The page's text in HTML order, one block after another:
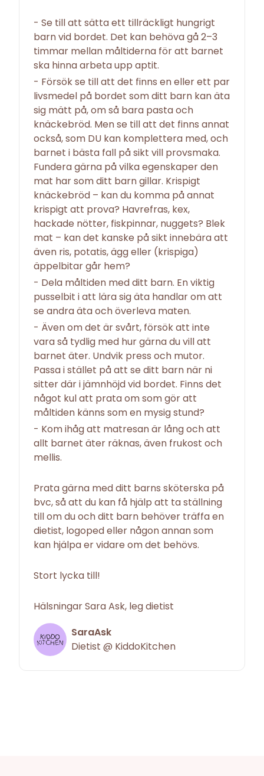
- Se till att sätta ett tillräckligt hungrigt
barn vid bordet. Det kan behöva gå 2–3
timmar mellan måltiderna för att barnet
ska hinna arbeta upp aptit.
- Försök se till att det finns en eller ett par
livsmedel på bordet som ditt barn kan äta
sig mätt på, om så bara pasta och
knäckebröd. Men se till att det finns annat
också, som DU kan komplettera med, och
barnet i bästa fall på sikt vill provsmaka.
Fundera gärna på vilka egenskaper den
mat har som ditt barn gillar. Krispigt
knäckebröd – kan du komma på annat
krispigt att prova? Havrefras, kex,
hackade nötter, fiskpinnar, nuggets? Blek
mat – kan det kanske på sikt innebära att
även ris, potatis, ägg eller (krispiga)
äppelbitar går hem?
- Dela måltiden med ditt barn. En viktig
pusselbit i att lära sig äta handlar om att
se andra äta och överleva maten.
- Även om det är svårt, försök att inte
vara så tydlig med hur gärna du vill att
barnet äter. Undvik press och mutor.
Passa i stället på att se ditt barn när ni
sitter där i jämnhöjd vid bordet. Finns det
något kul att prata om som gör att
måltiden känns som en mysig stund?
- Kom ihåg att matresan är lång och att
allt barnet äter räknas, även frukost och
mellis.
Prata gärna med ditt barns sköterska på
bvc, så att du kan få hjälp att ta ställning
till om du och ditt barn behöver träffa en
dietist, logoped eller någon annan som
kan hjälpa er vidare om det behövs.
Stort lycka till!
Hälsningar Sara Ask, leg dietist
SaraAsk
Dietist @ KiddoKitchen